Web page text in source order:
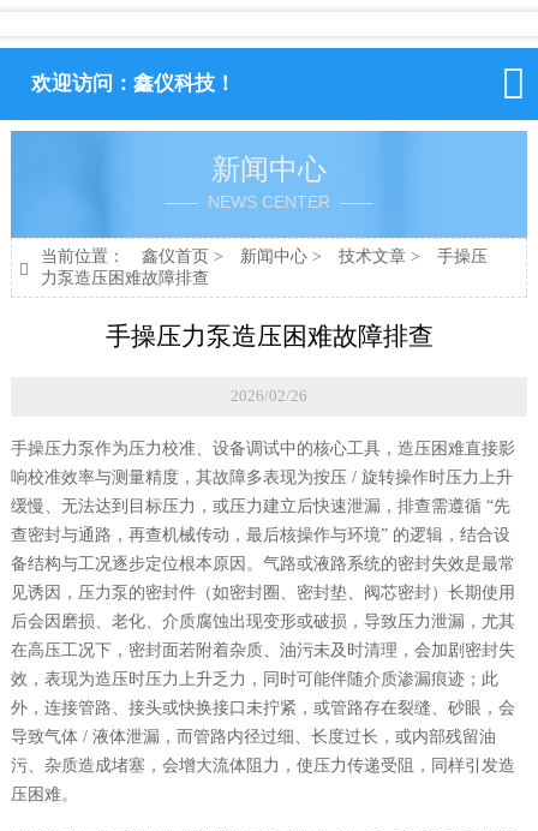
欢迎访问：鑫仪科技！ 
新闻中心
—— NEWS CENTER ——

当前位置： 鑫仪首页 > 新闻中心> 技术文章>
手操压
力泵造压困难故障排查
手操压力泵造压困难故障排查
2026/02/26
手操压力泵作为压力校准、设备调试中的核心工具，造压困难直接影
响校准效率与测量精度，其故障多表现为按压 / 旋转操作时压力上升
缓慢、无法达到目标压力，或压力建立后快速泄漏，排查需遵循 “先
查密封与通路，再查机械传动，最后核操作与环境” 的逻辑，结合设
备结构与工况逐步定位根本原因。气路或液路系统的密封失效是最常
见诱因，压力泵的密封件（如密封圈、密封垫、阀芯密封）长期使用
后会因磨损、老化、介质腐蚀出现变形或破损，导致压力泄漏，尤其
在高压工况下，密封面若附着杂质、油污未及时清理，会加剧密封失
效，表现为造压时压力上升乏力，同时可能伴随介质渗漏痕迹；此
外，连接管路、接头或快换接口未拧紧，或管路存在裂缝、砂眼，会
导致气体 / 液体泄漏，而管路内径过细、长度过长，或内部残留油
污、杂质造成堵塞，会增大流体阻力，使压力传递受阻，同样引发造
压困难。